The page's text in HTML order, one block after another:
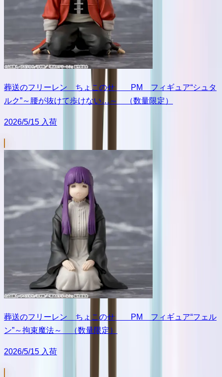
葬送のフリーレン ちょこのせ PM フィギュア“シュタ
ルク”～腰が抜けて歩けない…～ （数量限定）
2026/5/15 入荷
葬送のフリーレン ちょこのせ PM フィギュア“フェル
ン”～拘束魔法～ （数量限定）
2026/5/15 入荷